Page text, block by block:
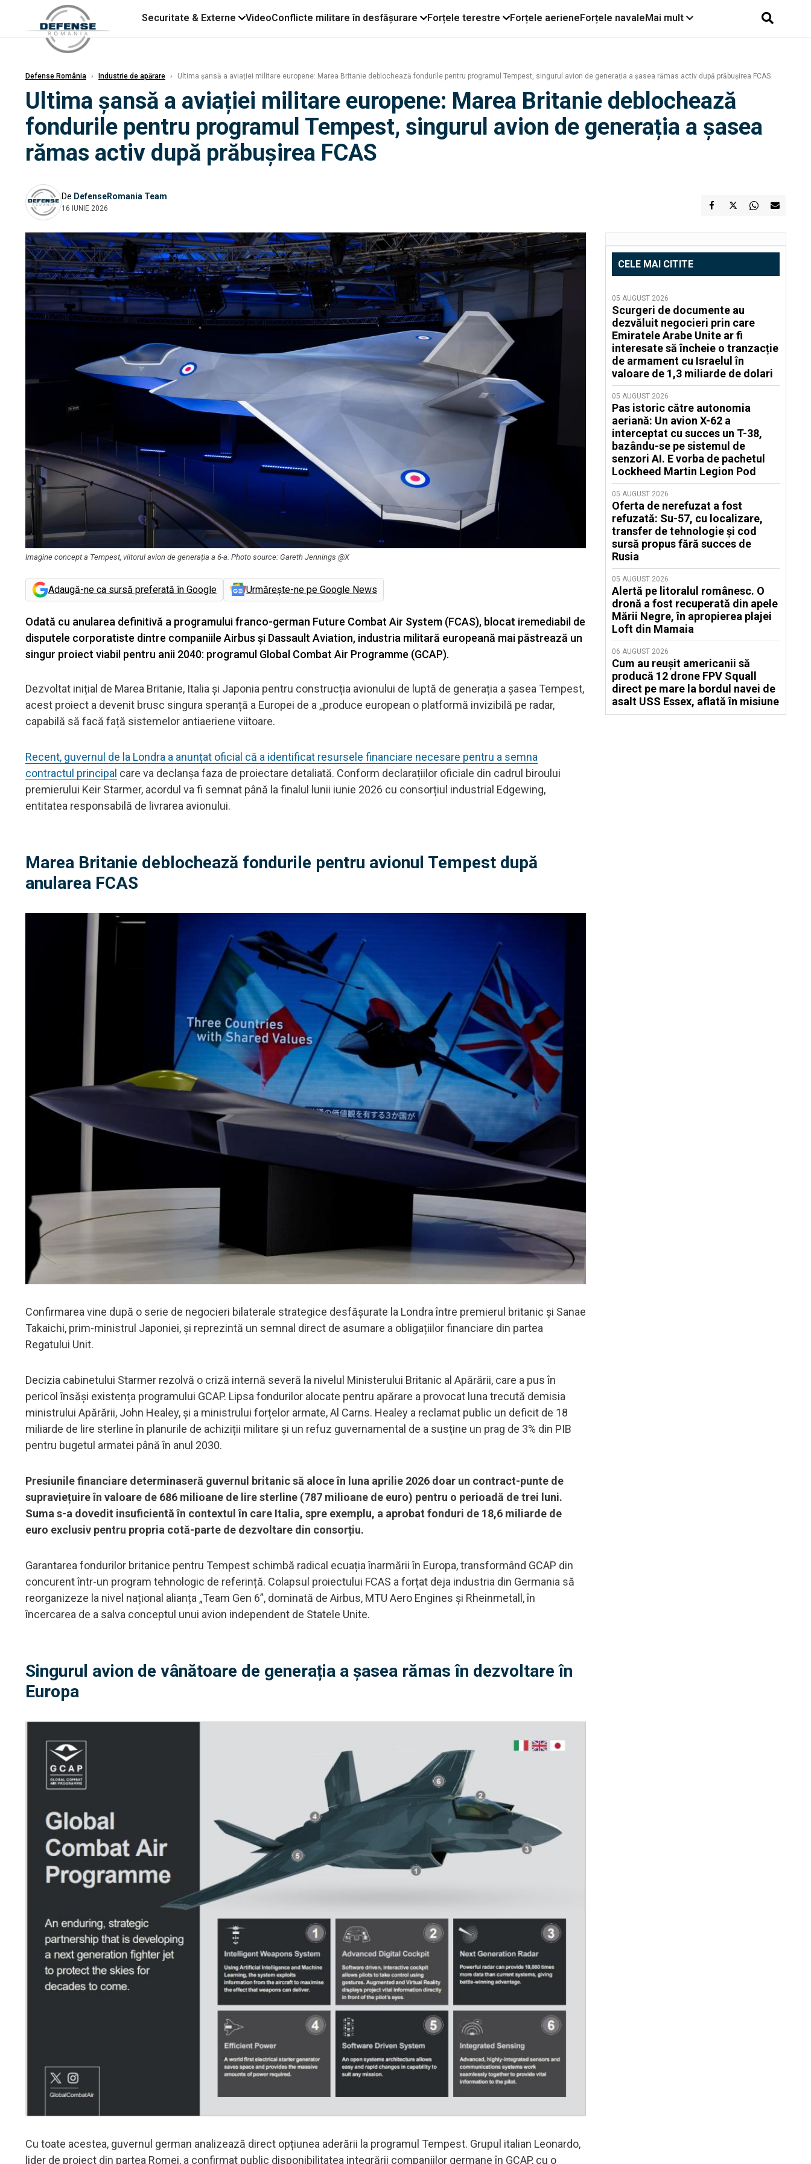
Securitate & Externe VideoConflicte militare în desfășurare Forțele terestre Forțele aerieneForțele navaleMai mult
Defense România › Industrie de apărare › Ultima șansă a aviației militare europene: Marea Britanie deblochează fondurile pentru programul Tempest, singurul avion de generația a șasea rămas activ după prăbușirea FCAS
Ultima șansă a aviației militare europene: Marea Britanie deblochează
fondurile pentru programul Tempest, singurul avion de generația a șasea
rămas activ după prăbușirea FCAS
De DefenseRomania Team
16 IUNIE 2026
Imagine concept a Tempest, viitorul avion de generația a 6-a. Photo source: Gareth Jennings @X
Adaugă-ne ca sursă preferată în Google Urmărește-ne pe Google News
Odată cu anularea definitivă a programului franco-german Future Combat Air System (FCAS), blocat iremediabil de
disputele corporatiste dintre companiile Airbus și Dassault Aviation, industria militară europeană mai păstrează un
singur proiect viabil pentru anii 2040: programul Global Combat Air Programme (GCAP).
Dezvoltat inițial de Marea Britanie, Italia și Japonia pentru construcția avionului de luptă de generația a șasea Tempest,
acest proiect a devenit brusc singura speranță a Europei de a ,,produce european o platformă invizibilă pe radar,
capabilă să facă față sistemelor antiaeriene viitoare.
Recent, guvernul de la Londra a anunțat oficial că a identificat resursele financiare necesare pentru a semna
contractul principal care va declanșa faza de proiectare detaliată. Conform declarațiilor oficiale din cadrul biroului
premierului Keir Starmer, acordul va fi semnat până la finalul lunii iunie 2026 cu consorțiul industrial Edgewing,
entitatea responsabilă de livrarea avionului.
Marea Britanie deblochează fondurile pentru avionul Tempest după
anularea FCAS
Confirmarea vine după o serie de negocieri bilaterale strategice desfășurate la Londra între premierul britanic și Sanae
Takaichi, prim-ministrul Japoniei, și reprezintă un semnal direct de asumare a obligațiilor financiare din partea
Regatului Unit.
Decizia cabinetului Starmer rezolvă o criză internă severă la nivelul Ministerului Britanic al Apărării, care a pus în
pericol însăși existența programului GCAP. Lipsa fondurilor alocate pentru apărare a provocat luna trecută demisia
ministrului Apărării, John Healey, și a ministrului forțelor armate, Al Carns. Healey a reclamat public un deficit de 18
miliarde de lire sterline în planurile de achiziții militare și un refuz guvernamental de a susține un prag de 3% din PIB
pentru bugetul armatei până în anul 2030.
Presiunile financiare determinaseră guvernul britanic să aloce în luna aprilie 2026 doar un contract-punte de
supraviețuire în valoare de 686 milioane de lire sterline (787 milioane de euro) pentru o perioadă de trei luni.
Suma s-a dovedit insuficientă în contextul în care Italia, spre exemplu, a aprobat fonduri de 18,6 miliarde de
euro exclusiv pentru propria cotă-parte de dezvoltare din consorțiu.
Garantarea fondurilor britanice pentru Tempest schimbă radical ecuația înarmării în Europa, transformând GCAP din
concurent într-un program tehnologic de referință. Colapsul proiectului FCAS a forțat deja industria din Germania să
reorganizeze la nivel național alianța „Team Gen 6”, dominată de Airbus, MTU Aero Engines și Rheinmetall, în
încercarea de a salva conceptul unui avion independent de Statele Unite.
Singurul avion de vânătoare de generația a șasea rămas în dezvoltare în
Europa
Cu toate acestea, guvernul german analizează direct opțiunea aderării la programul Tempest. Grupul italian Leonardo,
lider de proiect din partea Romei, a confirmat public disponibilitatea integrării companiilor germane în GCAP, cu o
CELE MAI CITITE
05 AUGUST 2026
Scurgeri de documente au
dezvăluit negocieri prin care
Emiratele Arabe Unite ar fi
interesate să încheie o tranzacție
de armament cu Israelul în
valoare de 1,3 miliarde de dolari
05 AUGUST 2026
Pas istoric către autonomia
aeriană: Un avion X-62 a
interceptat cu succes un T-38,
bazându-se pe sistemul de
senzori AI. E vorba de pachetul
Lockheed Martin Legion Pod
05 AUGUST 2026
Oferta de nerefuzat a fost
refuzată: Su-57, cu localizare,
transfer de tehnologie și cod
sursă propus fără succes de
Rusia
05 AUGUST 2026
Alertă pe litoralul românesc. O
dronă a fost recuperată din apele
Mării Negre, în apropierea plajei
Loft din Mamaia
06 AUGUST 2026
Cum au reușit americanii să
producă 12 drone FPV Squall
direct pe mare la bordul navei de
asalt USS Essex, aflată în misiune